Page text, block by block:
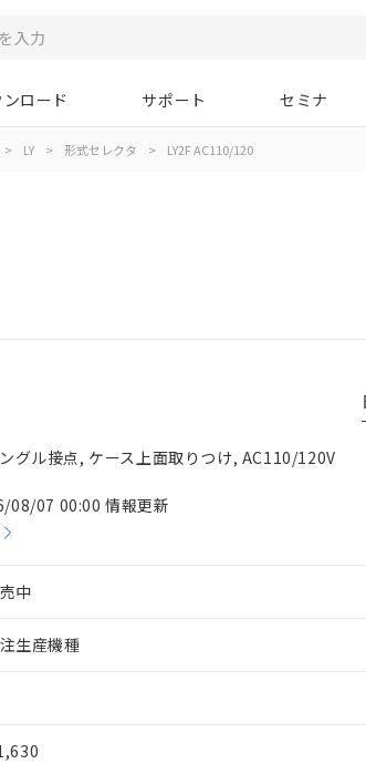
ロード サポート セミナ
> LY > 形式セレクタ > LY2F AC110/120
グル接点, ケース上面取りつけ, AC110/120V
08/07 00:00 情報更新
中
生産機種